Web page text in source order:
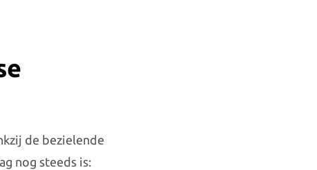
de bezielende
nog steeds is: